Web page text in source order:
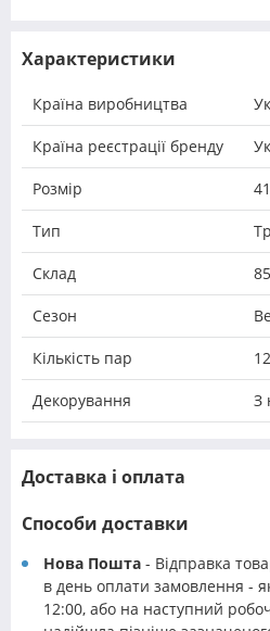
Характеристики
Країна виробництва
Країна реєстрації бренду
Розмір
Тип
Склад
Сезон
Кількість пар 12
Декорування З
Доставка і оплата
Способи доставки
Нова Пошта - Відправка
в день оплати замовлення -
12:00, або на наступний